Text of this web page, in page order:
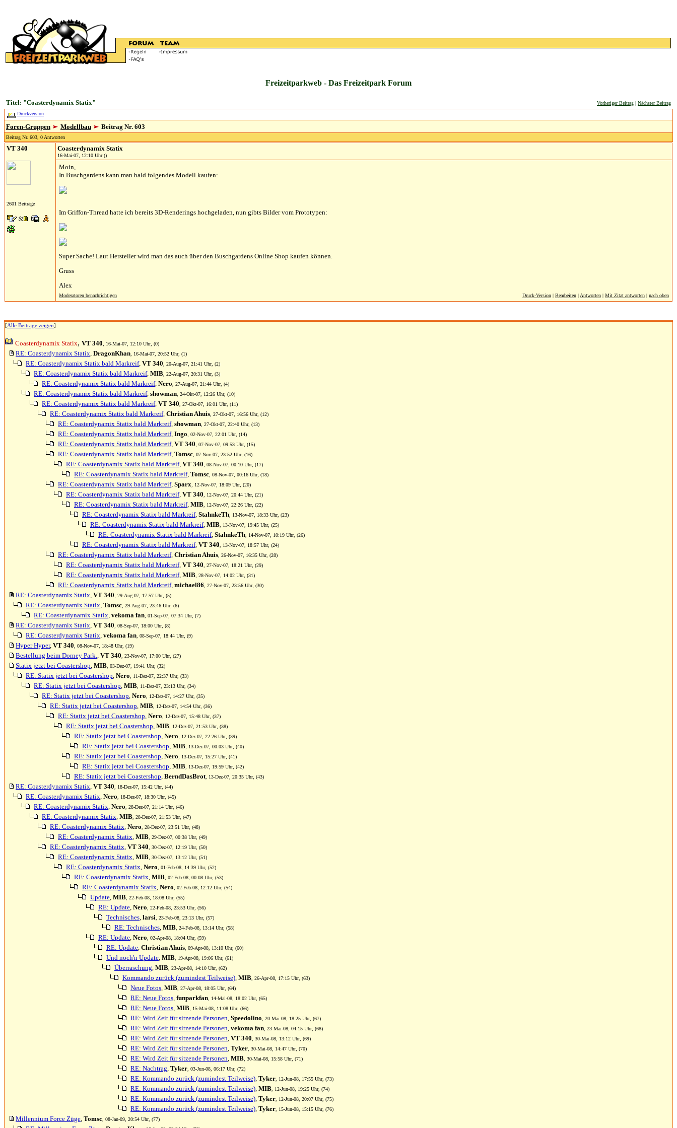
Freizeitparkweb - Das Freizeitpark Forum
Titel: "Coasterdynamix Statix" Vorheriger Beitrag | Nächster Beitrag
Druckversion
Foren-Gruppen Modellbau Beitrag Nr. 603
Beitrag Nr. 603, 0 Antworten
VT 340
2601 Beiträge
Coasterdynamix Statix
16-Mai-07, 12:10 Uhr ()
Moin,
In Buschgardens kann man bald folgendes Modell kaufen:
Im Griffon-Thread hatte ich bereits 3D-Renderings hochgeladen, nun gibts Bilder vom Prototypen:
Super Sache! Laut Hersteller wird man das auch über den Buschgardens Online Shop kaufen können.
Gruss
Alex
Moderatoren benachrichtigen Druck-Version | Bearbeiten | Antworten | Mit Zitat antworten | nach oben
[Alle Beiträge zeigen]
Coasterdynamix Statix, VT 340 , 16-Mai-07, 12:10 Uhr, (0)
RE: Coasterdynamix Statix, DragonKhan , 16-Mai-07, 20:52 Uhr, (1)
RE: Coasterdynamix Statix bald Markreif, VT 340 , 20-Aug-07, 21:41 Uhr, (2)
RE: Coasterdynamix Statix bald Markreif, MIB , 22-Aug-07, 20:31 Uhr, (3)
RE: Coasterdynamix Statix bald Markreif, Nero , 27-Aug-07, 21:44 Uhr, (4)
RE: Coasterdynamix Statix bald Markreif, showman , 24-Okt-07, 12:26 Uhr, (10)
RE: Coasterdynamix Statix bald Markreif, VT 340 , 27-Okt-07, 16:01 Uhr, (11)
RE: Coasterdynamix Statix bald Markreif, Christian Ahuis , 27-Okt-07, 16:56 Uhr, (12)
RE: Coasterdynamix Statix bald Markreif, showman , 27-Okt-07, 22:40 Uhr, (13)
RE: Coasterdynamix Statix bald Markreif, Ingo , 02-Nov-07, 22:01 Uhr, (14)
RE: Coasterdynamix Statix bald Markreif, VT 340 , 07-Nov-07, 09:53 Uhr, (15)
RE: Coasterdynamix Statix bald Markreif, Tomsc , 07-Nov-07, 23:52 Uhr, (16)
RE: Coasterdynamix Statix bald Markreif, VT 340 , 08-Nov-07, 00:10 Uhr, (17)
RE: Coasterdynamix Statix bald Markreif, Tomsc , 08-Nov-07, 00:16 Uhr, (18)
RE: Coasterdynamix Statix bald Markreif, Sparx , 12-Nov-07, 18:09 Uhr, (20)
RE: Coasterdynamix Statix bald Markreif, VT 340 , 12-Nov-07, 20:44 Uhr, (21)
RE: Coasterdynamix Statix bald Markreif, MIB , 12-Nov-07, 22:26 Uhr, (22)
RE: Coasterdynamix Statix bald Markreif, StahnkeTh , 13-Nov-07, 18:33 Uhr, (23)
RE: Coasterdynamix Statix bald Markreif, MIB , 13-Nov-07, 19:45 Uhr, (25)
RE: Coasterdynamix Statix bald Markreif, StahnkeTh , 14-Nov-07, 10:19 Uhr, (26)
RE: Coasterdynamix Statix bald Markreif, VT 340 , 13-Nov-07, 18:57 Uhr, (24)
RE: Coasterdynamix Statix bald Markreif, Christian Ahuis , 26-Nov-07, 16:35 Uhr, (28)
RE: Coasterdynamix Statix bald Markreif, VT 340 , 27-Nov-07, 18:21 Uhr, (29)
RE: Coasterdynamix Statix bald Markreif, MIB , 28-Nov-07, 14:02 Uhr, (31)
RE: Coasterdynamix Statix bald Markreif, michael86 , 27-Nov-07, 23:56 Uhr, (30)
RE: Coasterdynamix Statix, VT 340 , 29-Aug-07, 17:57 Uhr, (5)
RE: Coasterdynamix Statix, Tomsc , 29-Aug-07, 23:46 Uhr, (6)
RE: Coasterdynamix Statix, vekoma fan , 01-Sep-07, 07:34 Uhr, (7)
RE: Coasterdynamix Statix, VT 340 , 08-Sep-07, 18:00 Uhr, (8)
RE: Coasterdynamix Statix, vekoma fan , 08-Sep-07, 18:44 Uhr, (9)
Hyper Hyper, VT 340 , 08-Nov-07, 18:48 Uhr, (19)
Bestellung beim Dorney Park., VT 340 , 23-Nov-07, 17:00 Uhr, (27)
Statix jetzt bei Coastershop, MIB , 03-Dez-07, 19:41 Uhr, (32)
RE: Statix jetzt bei Coastershop, Nero , 11-Dez-07, 22:37 Uhr, (33)
RE: Statix jetzt bei Coastershop, MIB , 11-Dez-07, 23:13 Uhr, (34)
RE: Statix jetzt bei Coastershop, Nero , 12-Dez-07, 14:27 Uhr, (35)
RE: Statix jetzt bei Coastershop, MIB , 12-Dez-07, 14:54 Uhr, (36)
RE: Statix jetzt bei Coastershop, Nero , 12-Dez-07, 15:48 Uhr, (37)
RE: Statix jetzt bei Coastershop, MIB , 12-Dez-07, 21:53 Uhr, (38)
RE: Statix jetzt bei Coastershop, Nero , 12-Dez-07, 22:26 Uhr, (39)
RE: Statix jetzt bei Coastershop, MIB , 13-Dez-07, 00:03 Uhr, (40)
RE: Statix jetzt bei Coastershop, Nero , 13-Dez-07, 15:27 Uhr, (41)
RE: Statix jetzt bei Coastershop, MIB , 13-Dez-07, 19:59 Uhr, (42)
RE: Statix jetzt bei Coastershop, BerndDasBrot , 13-Dez-07, 20:35 Uhr, (43)
RE: Coasterdynamix Statix, VT 340 , 18-Dez-07, 15:42 Uhr, (44)
RE: Coasterdynamix Statix, Nero , 18-Dez-07, 18:30 Uhr, (45)
RE: Coasterdynamix Statix, Nero , 28-Dez-07, 21:14 Uhr, (46)
RE: Coasterdynamix Statix, MIB , 28-Dez-07, 21:53 Uhr, (47)
RE: Coasterdynamix Statix, Nero , 28-Dez-07, 23:51 Uhr, (48)
RE: Coasterdynamix Statix, MIB , 29-Dez-07, 00:38 Uhr, (49)
RE: Coasterdynamix Statix, VT 340 , 30-Dez-07, 12:19 Uhr, (50)
RE: Coasterdynamix Statix, MIB , 30-Dez-07, 13:12 Uhr, (51)
RE: Coasterdynamix Statix, Nero , 01-Feb-08, 14:39 Uhr, (52)
RE: Coasterdynamix Statix, MIB , 02-Feb-08, 00:08 Uhr, (53)
RE: Coasterdynamix Statix, Nero , 02-Feb-08, 12:12 Uhr, (54)
Update, MIB , 22-Feb-08, 18:08 Uhr, (55)
RE: Update, Nero , 22-Feb-08, 23:53 Uhr, (56)
Technisches, larsi , 23-Feb-08, 23:13 Uhr, (57)
RE: Technisches, MIB , 24-Feb-08, 13:14 Uhr, (58)
RE: Update, Nero , 02-Apr-08, 18:04 Uhr, (59)
RE: Update, Christian Ahuis , 09-Apr-08, 13:10 Uhr, (60)
Und noch'n Update, MIB , 19-Apr-08, 19:06 Uhr, (61)
Überraschung, MIB , 23-Apr-08, 14:10 Uhr, (62)
Kommando zurück (zumindest Teilweise), MIB , 26-Apr-08, 17:15 Uhr, (63)
Neue Fotos, MIB , 27-Apr-08, 18:05 Uhr, (64)
RE: Neue Fotos, funparkfan , 14-Mai-08, 18:02 Uhr, (65)
RE: Neue Fotos, MIB , 15-Mai-08, 11:08 Uhr, (66)
RE: Wird Zeit für sitzende Personen, Speedolino , 20-Mai-08, 18:25 Uhr, (67)
RE: Wird Zeit für sitzende Personen, vekoma fan , 23-Mai-08, 04:15 Uhr, (68)
RE: Wird Zeit für sitzende Personen, VT 340 , 30-Mai-08, 13:12 Uhr, (69)
RE: Wird Zeit für sitzende Personen, Tyker , 30-Mai-08, 14:47 Uhr, (70)
RE: Wird Zeit für sitzende Personen, MIB , 30-Mai-08, 15:58 Uhr, (71)
RE: Nachtrag, Tyker , 03-Jun-08, 06:17 Uhr, (72)
RE: Kommando zurück (zumindest Teilweise), Tyker , 12-Jun-08, 17:55 Uhr, (73)
RE: Kommando zurück (zumindest Teilweise), MIB , 12-Jun-08, 19:25 Uhr, (74)
RE: Kommando zurück (zumindest Teilweise), Tyker , 12-Jun-08, 20:07 Uhr, (75)
RE: Kommando zurück (zumindest Teilweise), Tyker , 15-Jun-08, 15:15 Uhr, (76)
Millennium Force Züge, Tomsc , 08-Jan-09, 20:54 Uhr, (77)